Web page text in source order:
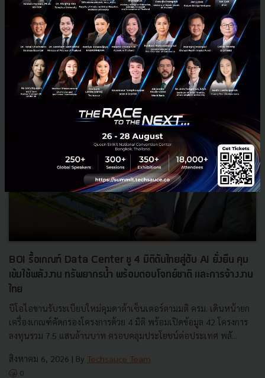
สิงหาคม 6, 2026| By Techsauce Team
News ประเทศไทย เศรษฐกิจไทย
BOI รื้อเกณฑ์ Data Center ชู 4 มิติดันไทยสู่ฮับ AI ยั่งยืน คุม
เข้มใช้พลังงาน ทรัพยากรน้ำ พร้อมตอบโจทย์ชาติ และการจ้างงาน
ไทย
บีโอไอขานรับระเบียบใหม่คุมดาต้าเซ็นเตอร์ตามมติ ครม. เดินหน้ายก
เครื่องเกณฑ์คัดกรองโครงการด้วย 4 มิติ พร้อมเปิดข้อมูล 42 โครงการ
ลงทุนรวม 7.5 แสนล้านบาท ครอบคลุมประโยชน์ต่อประเทศ พลั...
สิงหาคม 6, 2026 | By Techsauce Team
0